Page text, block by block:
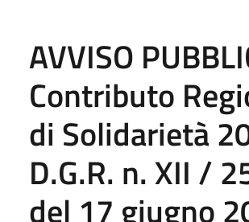
AVVISO
Contributo
di Solidarietà
D.G.R. n. XII /
del 17 giugno